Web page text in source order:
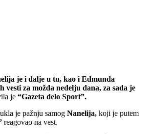
je i dalje u tu, kao i Edmunda
vesti za možda nedelju dana, za sada je
je “Gazeta delo Sport”.
je pažnju samog Nanelija, koji je putem
reagovao na vest.